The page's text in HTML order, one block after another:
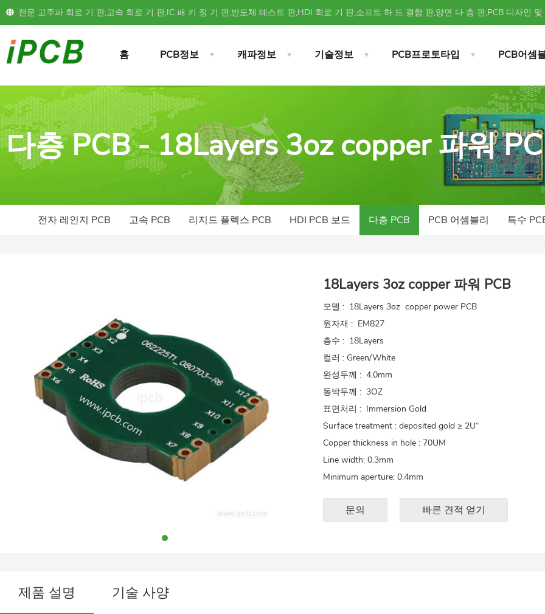
전문 고주파 회로 기 판,고속 회로 기 판,IC 패 키 징 기 판,반도체 테스트 판,HDI 회로 기 판,소프트 하 드 결합 판,양면 다 층 판,PCB 디자인
홈 PCB정보 캐파정보 기술정보 PCB프로토타입 PCB어셈
다층 PCB - 18Layers 3oz copper 파워
전자 레인지 PCB 고속 PCB 리지드 플렉스 PCB HDI PCB 보드 다층 PCB PCB 어셈블리 특수
18Layers 3oz copper 파워 PCB
모델 : 18Layers 3oz copper power PCB
원자재 : EM827
층수 : 18Layers
컬러 : Green/White
완성두께 : 4.0mm
동박두께 : 3OZ
표면처리 : Immersion Gold
Surface treatment : deposited gold ≥ 2U“
Copper thickness in hole : 70UM
Line width: 0.3mm
Minimum aperture: 0.4mm
문의 빠른 견적 얻기
제품 설명 기술 사양